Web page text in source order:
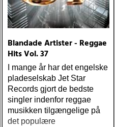
Blandade Artister - Reggae
Hits Vol. 37
I mange år har det engelske
pladeselskab Jet Star
Records gjort de bedste
singler indenfor reggae
musikken tilgængelige på
det populære